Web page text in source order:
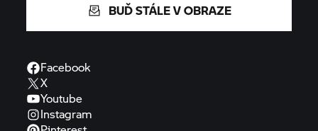
BUĎ STÁLE V OBRAZE
Facebook
X
Youtube
Instagram